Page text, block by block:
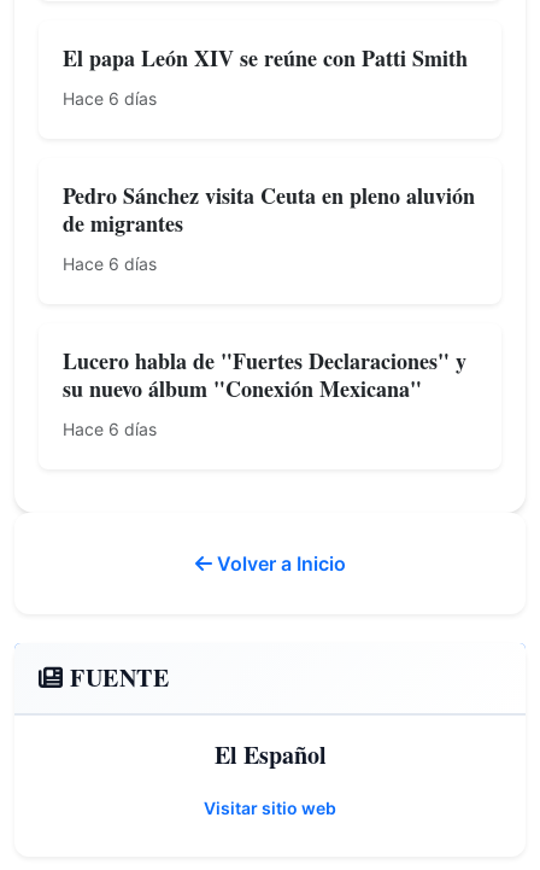
El papa León XIV se reúne con Patti Smith
Hace 6 días
Pedro Sánchez visita Ceuta en pleno aluvión
de migrantes
Hace 6 días
Lucero habla de "Fuertes Declaraciones" y
su nuevo álbum "Conexión Mexicana"
Hace 6 días
Volver a Inicio
FUENTE
El Español
Visitar sitio web